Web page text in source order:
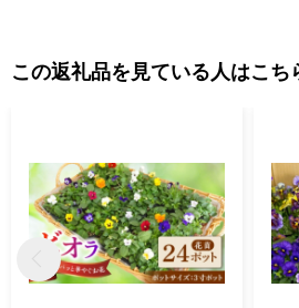
この返礼品を見ている人はこち